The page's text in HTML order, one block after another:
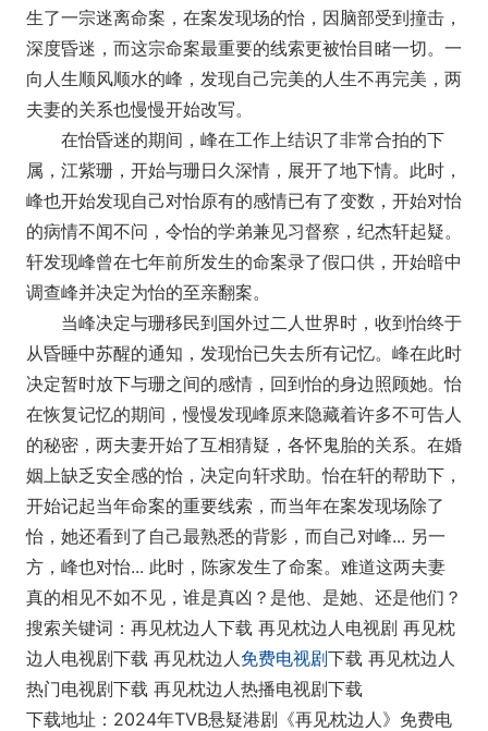
生了一宗迷离命案，在案发现场的怡，因脑部受到撞击，
深度昏迷，而这宗命案最重要的线索更被怡目睹一切。一
向人生顺风顺水的峰，发现自己完美的人生不再完美，两
夫妻的关系也慢慢开始改写。
在怡昏迷的期间，峰在工作上结识了非常合拍的下
属，江紫珊，开始与珊日久深情，展开了地下情。此时，
峰也开始发现自己对怡原有的感情已有了变数，开始对怡
的病情不闻不问，令怡的学弟兼见习督察，纪杰轩起疑。
轩发现峰曾在七年前所发生的命案录了假口供，开始暗中
调查峰并决定为怡的至亲翻案。
当峰决定与珊移民到国外过二人世界时，收到怡终于
从昏睡中苏醒的通知，发现怡已失去所有记忆。峰在此时
决定暂时放下与珊之间的感情，回到怡的身边照顾她。怡
在恢复记忆的期间，慢慢发现峰原来隐藏着许多不可告人
的秘密，两夫妻开始了互相猜疑，各怀鬼胎的关系。在婚
姻上缺乏安全感的怡，决定向轩求助。怡在轩的帮助下，
开始记起当年命案的重要线索，而当年在案发现场除了
怡，她还看到了自己最熟悉的背影，而自己对峰... 另一
方，峰也对怡... 此时，陈家发生了命案。难道这两夫妻
真的相见不如不见，谁是真凶？是他、是她、还是他们？
搜索关键词：再见枕边人下载 再见枕边人电视剧 再见枕
边人电视剧下载 再见枕边人免费电视剧下载 再见枕边人
热门电视剧下载 再见枕边人热播电视剧下载
下载地址：2024年TVB悬疑港剧《再见枕边人》免费电